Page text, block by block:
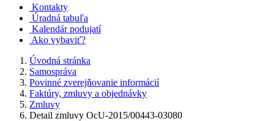
Kontakty
Úradná tabuľa
Kalendár podujatí
Ako vybaviť?
Úvodná stránka
Samospráva
Povinné zverejňovanie informácií
Faktúry, zmluvy a objednávky
Zmluvy
Detail zmluvy OcU-2015/00443-03080